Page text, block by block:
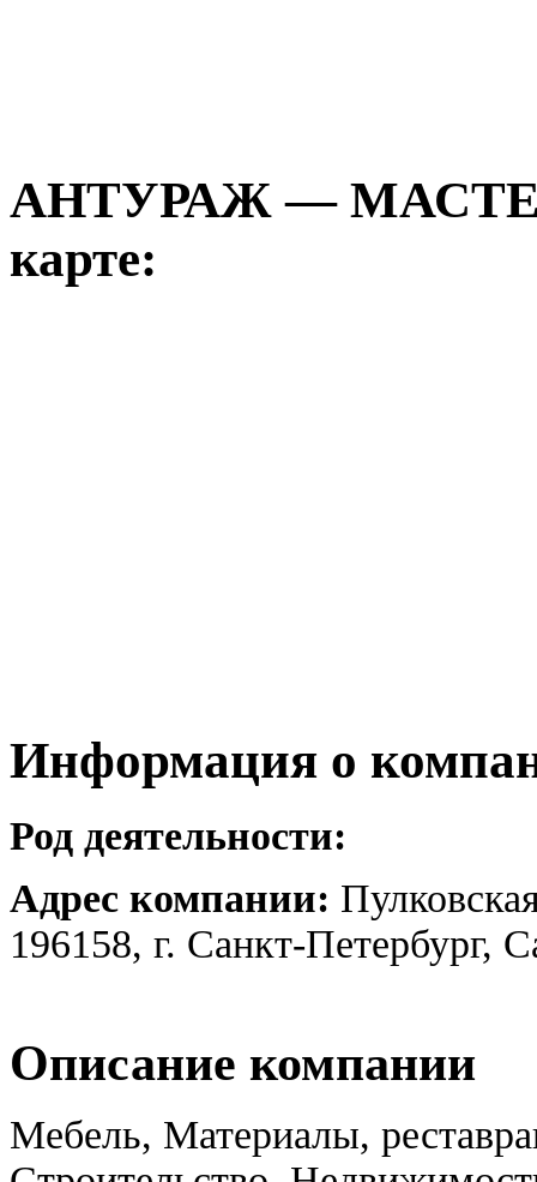
АНТУРАЖ —
карте:
Информация о
Род деятельности:
Адрес компании:
196158, г. Санкт-Петербург,
Описание компании
Мебель, Материалы,